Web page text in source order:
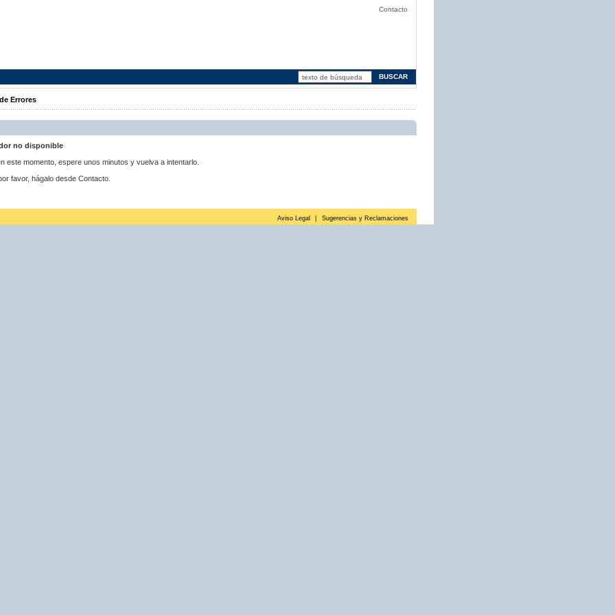
Contacto
Errores
no disponible
este momento, espere unos minutos y vuelva a intentarlo.
favor, hágalo desde Contacto.
Aviso Legal Sugerencias y Reclamaciones